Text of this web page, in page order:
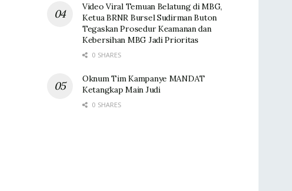
Video Viral Temuan Belatung di MBG,
Ketua BRNR Bursel Sudirman Buton
Tegaskan Prosedur Keamanan dan
Kebersihan MBG Jadi Prioritas
0 SHARES
Oknum Tim Kampanye MANDAT
Ketangkap Main Judi
0 SHARES